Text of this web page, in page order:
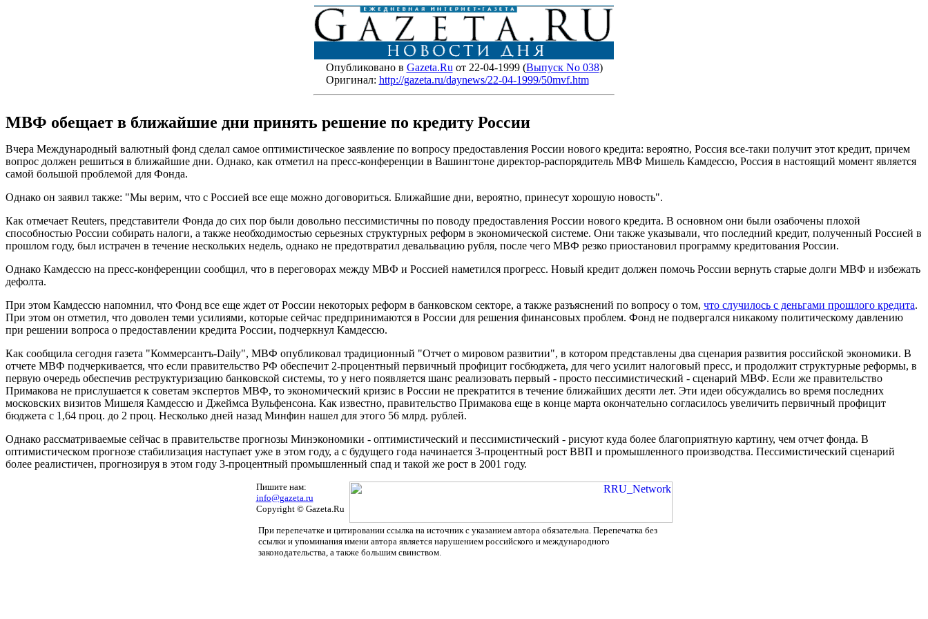
Опубликовано в Gazeta.Ru от 22-04-1999 (Выпуск No 038)
Оригинал: http://gazeta.ru/daynews/22-04-1999/50mvf.htm
МВФ обещает в ближайшие дни принять решение по кредиту России
Вчера Международный валютный фонд сделал самое оптимистическое заявление по вопросу предоставления России нового кредита: вероятно, Россия все-таки получит этот кредит, причем
вопрос должен решиться в ближайшие дни. Однако, как отметил на пресс-конференции в Вашингтоне директор-распорядитель МВФ Мишель Камдессю, Россия в настоящий момент является
самой большой проблемой для Фонда.
Однако он заявил также: "Мы верим, что с Россией все еще можно договориться. Ближайшие дни, вероятно, принесут хорошую новость".
Как отмечает Reuters, представители Фонда до сих пор были довольно пессимистичны по поводу предоставления России нового кредита. В основном они были озабочены плохой
способностью России собирать налоги, а также необходимостью серьезных структурных реформ в экономической системе. Они также указывали, что последний кредит, полученный Россией в
прошлом году, был истрачен в течение нескольких недель, однако не предотвратил девальвацию рубля, после чего МВФ резко приостановил программу кредитования России.
Однако Камдессю на пресс-конференции сообщил, что в переговорах между МВФ и Россией наметился прогресс. Новый кредит должен помочь России вернуть старые долги МВФ и избежать
дефолта.
При этом Камдессю напомнил, что Фонд все еще ждет от России некоторых реформ в банковском секторе, а также разъяснений по вопросу о том, что случилось с деньгами прошлого кредита.
При этом он отметил, что доволен теми усилиями, которые сейчас предпринимаются в России для решения финансовых проблем. Фонд не подвергался никакому политическому давлению
при решении вопроса о предоставлении кредита России, подчеркнул Камдессю.
Как сообщила сегодня газета "Коммерсантъ-Daily", МВФ опубликовал традиционный "Отчет о мировом развитии", в котором представлены два сценария развития российской экономики. В
отчете МВФ подчеркивается, что если правительство РФ обеспечит 2-процентный первичный профицит госбюджета, для чего усилит налоговый пресс, и продолжит структурные реформы, в
первую очередь обеспечив реструктуризацию банковской системы, то у него появляется шанс реализовать первый - просто пессимистический - сценарий МВФ. Если же правительство
Примакова не прислушается к советам экспертов МВФ, то экономический кризис в России не прекратится в течение ближайших десяти лет. Эти идеи обсуждались во время последних
московских визитов Мишеля Камдессю и Джеймса Вульфенсона. Как известно, правительство Примакова еще в конце марта окончательно согласилось увеличить первичный профицит
бюджета с 1,64 проц. до 2 проц. Несколько дней назад Минфин нашел для этого 56 млрд. рублей.
Однако рассматриваемые сейчас в правительстве прогнозы Минэкономики - оптимистический и пессимистический - рисуют куда более благоприятную картину, чем отчет фонда. В
оптимистическом прогнозе стабилизация наступает уже в этом году, а с будущего года начинается 3-процентный рост ВВП и промышленного производства. Пессимистический сценарий
более реалистичен, прогнозируя в этом году 3-процентный промышленный спад и такой же рост в 2001 году.
Пишите нам:
info@gazeta.ru
Copyright © Gazeta.Ru
При перепечатке и цитировании ссылка на источник с указанием автора обязательна. Перепечатка без
ссылки и упоминания имени автора является нарушением российского и международного
законодательства, а также большим свинством.